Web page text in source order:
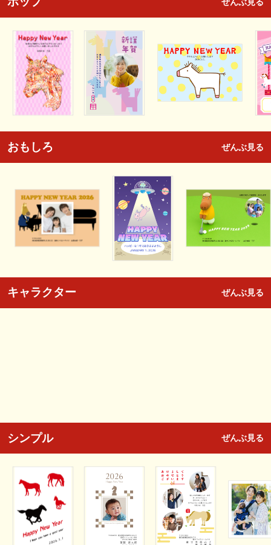
おもしろ ぜんぶ見る
キャラクター ぜんぶ見る
シンプル ぜんぶ見る